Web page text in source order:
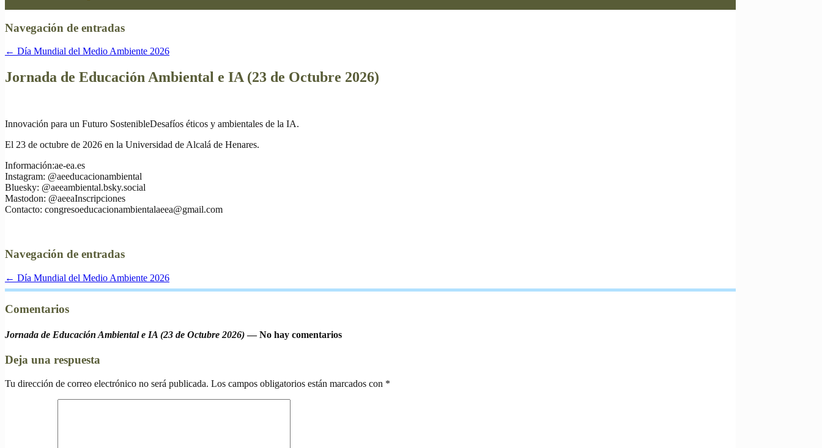
Navegación de entradas
← Día Mundial del Medio Ambiente 2026
Jornada de Educación Ambiental e IA (23 de Octubre 2026)
Innovación para un Futuro SostenibleDesafíos éticos y ambientales de la IA.
El 23 de octubre de 2026 en la Universidad de Alcalá de Henares.
Información:ae-ea.es
Instagram: @aeeducacionambiental
Bluesky: @aeeambiental.bsky.social
Mastodon: @aeeaInscripciones
Contacto: congresoeducacionambientalaeea@gmail.com
Navegación de entradas
← Día Mundial del Medio Ambiente 2026
Comentarios
Jornada de Educación Ambiental e IA (23 de Octubre 2026)— No hay comentarios
Deja una respuesta
Tu dirección de correo electrónico no será publicada. Los campos obligatorios están marcados con *